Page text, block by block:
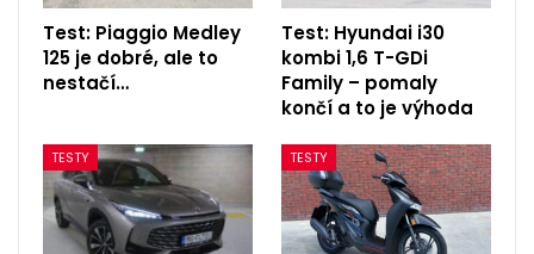
Test: Piaggio Medley
125 je dobré, ale to
nestačí…
Test: Hyundai i30
kombi 1,6 T-GDi
Family – pomaly
končí a to je výhoda
TESTY TESTY